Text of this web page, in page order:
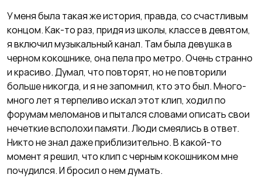
У меня была такая же история, правда, со счастливым
концом. Как-то раз, придя из школы, классе в девятом,
я включил музыкальный канал. Там была девушка в
черном кокошнике, она пела про метро. Очень странно
и красиво. Думал, что повторят, но не повторили
больше никогда, и я не запомнил, кто это был. Много-
много лет я терпеливо искал этот клип, ходил по
форумам меломанов и пытался словами описать свои
нечеткие всполохи памяти. Люди смеялись в ответ.
Никто не знал даже приблизительно. В какой-то
момент я решил, что клип с черным кокошником мне
почудился. И бросил о нем думать.